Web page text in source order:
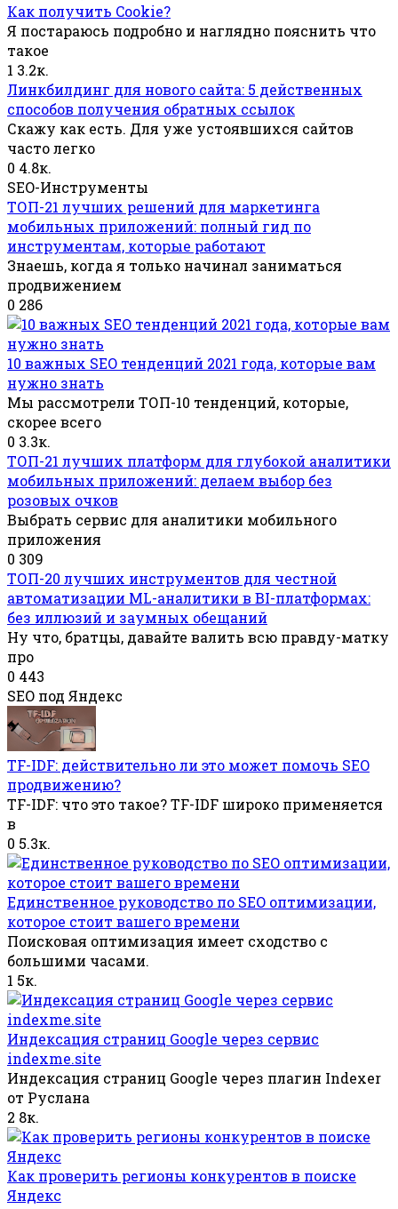
Как получить Cookie?
Я постараюсь подробно и наглядно пояснить что
такое
1 3.2к.
Линкбилдинг для нового сайта: 5 действенных
способов получения обратных ссылок
Скажу как есть. Для уже устоявшихся сайтов
часто легко
0 4.8к.
SEO-Инструменты
ТОП-21 лучших решений для маркетинга
мобильных приложений: полный гид по
инструментам, которые работают
Знаешь, когда я только начинал заниматься
продвижением
0 286
10 важных SEO тенденций 2021 года, которые вам
нужно знать
Мы рассмотрели ТОП-10 тенденций, которые,
скорее всего
0 3.3к.
ТОП-21 лучших платформ для глубокой аналитики
мобильных приложений: делаем выбор без
розовых очков
Выбрать сервис для аналитики мобильного
приложения
0 309
ТОП-20 лучших инструментов для честной
автоматизации ML-аналитики в BI-платформах:
без иллюзий и заумных обещаний
Ну что, братцы, давайте валить всю правду-матку
про
0 443
SEO под Яндекс
TF-IDF: действительно ли это может помочь SEO
продвижению?
TF-IDF: что это такое? TF-IDF широко применяется
в
0 5.3к.
Единственное руководство по SEO оптимизации,
которое стоит вашего времени
Поисковая оптимизация имеет сходство с
большими часами.
1 5к.
Индексация страниц Google через сервис
indexme.site
Индексация страниц Google через плагин Indexer
от Руслана
2 8к.
Как проверить регионы конкурентов в поиске
Яндекс